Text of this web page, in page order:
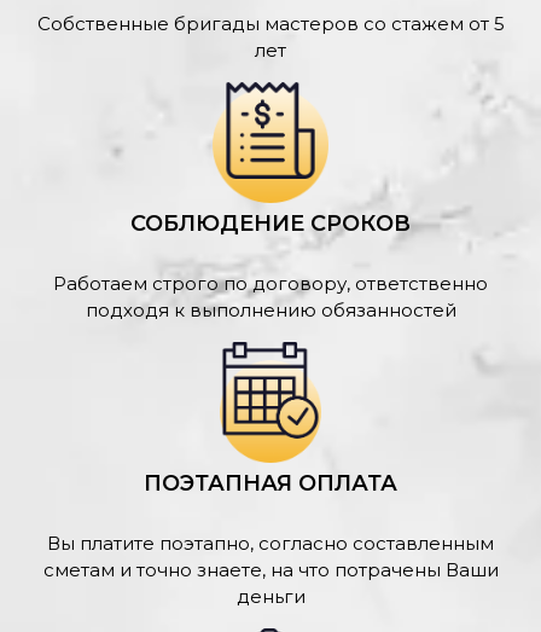
Собственные бригады мастеров со стажем от 5
лет
СОБЛЮДЕНИЕ СРОКОВ
Работаем строго по договору, ответственно
подходя к выполнению обязанностей
ПОЭТАПНАЯ ОПЛАТА
Вы платите поэтапно, согласно составленным
сметам и точно знаете, на что потрачены Ваши
деньги